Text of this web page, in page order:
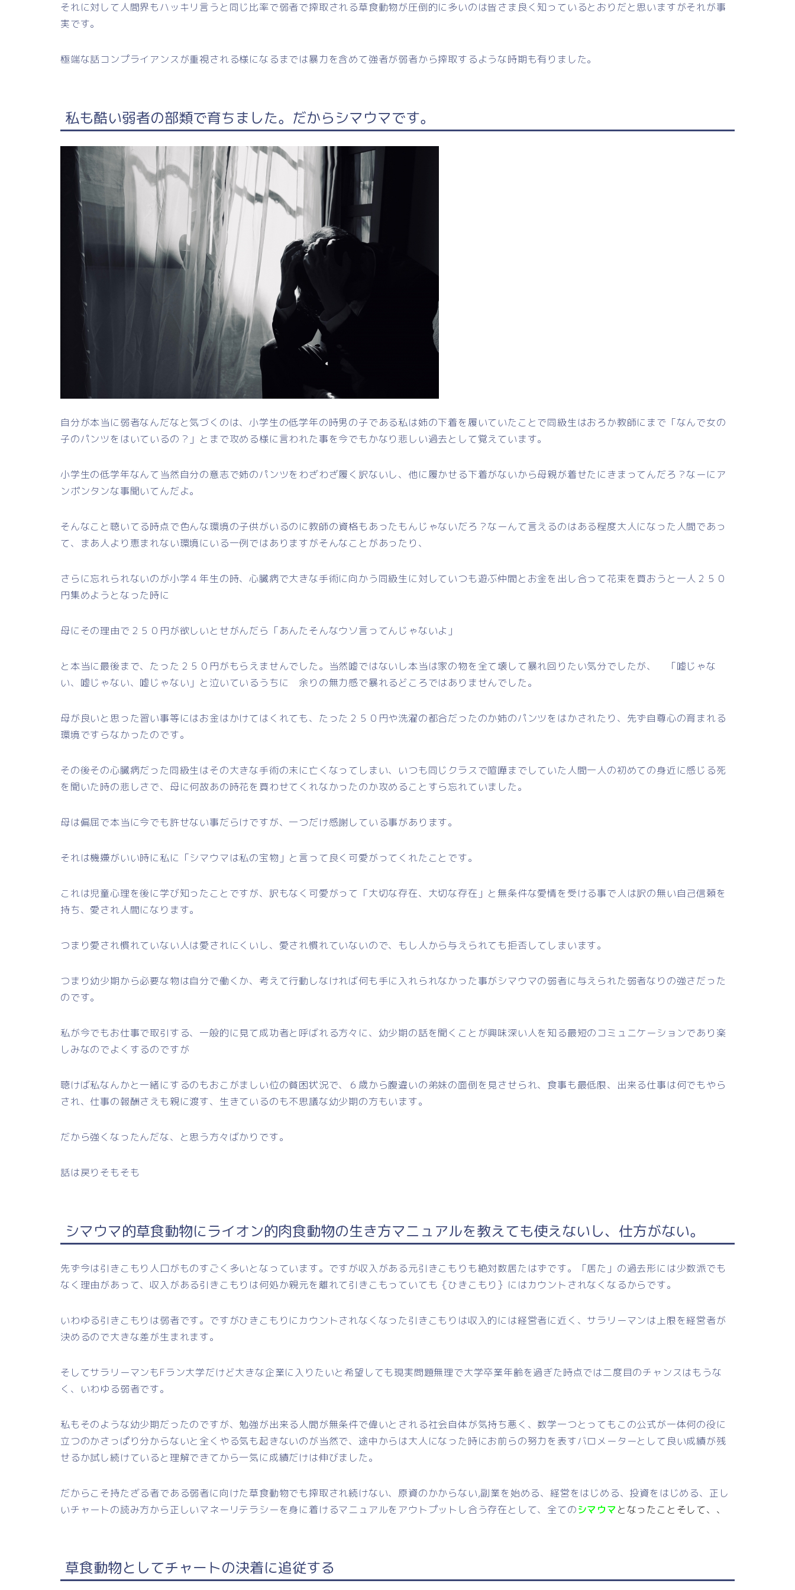
それに対して人間界もハッキリ言うと同じ比率で弱者で搾取される草食動物が圧倒的に多いのは皆さま良く知っているとおりだと思いますがそれが事
実です。
極端な話コンプライアンスが重視される様になるまでは暴力を含めて強者が弱者から搾取するような時期も有りました。
私も酷い弱者の部類で育ちました。だからシマウマです。
自分が本当に弱者なんだなと気づくのは、小学生の低学年の時男の子である私は姉の下着を履いていたことで同級生はおろか教師にまで「なんで女の
子のパンツをはいているの？」とまで攻める様に言われた事を今でもかなり悲しい過去として覚えています。
小学生の低学年なんて当然自分の意志で姉のパンツをわざわざ履く訳ないし、他に履かせる下着がないから母親が着せたにきまってんだろ？なーにア
ンポンタンな事聞いてんだよ。
そんなこと聴いてる時点で色んな環境の子供がいるのに教師の資格もあったもんじゃないだろ？なーんて言えるのはある程度大人になった人間であっ
て、まあ人より恵まれない環境にいる一例ではありますがそんなことがあったり、
さらに忘れられないのが小学４年生の時、心臓病で大きな手術に向かう同級生に対していつも遊ぶ仲間とお金を出し合って花束を買おうと一人２５０
円集めようとなった時に
母にその理由で２５０円が欲しいとせがんだら「あんたそんなウソ言ってんじゃないよ」
と本当に最後まで、たった２５０円がもらえませんでした。当然嘘ではないし本当は家の物を全て壊して暴れ回りたい気分でしたが、 「嘘じゃな
い、嘘じゃない、嘘じゃない」と泣いているうちに 余りの無力感で暴れるどころではありませんでした。
母が良いと思った習い事等にはお金はかけてはくれても、たった２５０円や洗濯の都合だったのか姉のパンツをはかされたり、先ず自尊心の育まれる
環境ですらなかったのです。
その後その心臓病だった同級生はその大きな手術の末に亡くなってしまい、いつも同じクラスで喧嘩までしていた人間一人の初めての身近に感じる死
を聞いた時の悲しさで、母に何故あの時花を買わせてくれなかったのか攻めることすら忘れていました。
母は偏屈で本当に今でも許せない事だらけですが、一つだけ感謝している事があります。
それは機嫌がいい時に私に「シマウマは私の宝物」と言って良く可愛がってくれたことです。
これは児童心理を後に学び知ったことですが、訳もなく可愛がって「大切な存在、大切な存在」と無条件な愛情を受ける事で人は訳の無い自己信頼を
持ち、愛され人間になります。
つまり愛され慣れていない人は愛されにくいし、愛され慣れていないので、もし人から与えられても拒否してしまいます。
つまり幼少期から必要な物は自分で働くか、考えて行動しなければ何も手に入れられなかった事がシマウマの弱者に与えられた弱者なりの強さだった
のです。
私が今でもお仕事で取引する、一般的に見て成功者と呼ばれる方々に、幼少期の話を聞くことが興味深い人を知る最短のコミュニケーションであり楽
しみなのでよくするのですが
聴けば私なんかと一緒にするのもおこがましい位の貧困状況で、６歳から腹違いの弟妹の面倒を見させられ、食事も最低限、出来る仕事は何でもやら
され、仕事の報酬さえも親に渡す、生きているのも不思議な幼少期の方もいます。
だから強くなったんだな、と思う方々ばかりです。
話は戻りそもそも
シマウマ的草食動物にライオン的肉食動物の生き方マニュアルを教えても使えないし、仕方がない。
先ず今は引きこもり人口がものすごく多いとなっています。ですが収入がある元引きこもりも絶対数居たはずです。「居た」の過去形には少数派でも
なく理由があって、収入がある引きこもりは何処か親元を離れて引きこもっていても｛ひきこもり｝にはカウントされなくなるからです。
いわゆる引きこもりは弱者です。ですがひきこもりにカウントされなくなった引きこもりは収入的には経営者に近く、サラリーマンは上限を経営者が
決めるので大きな差が生まれます。
そしてサラリーマンもFラン大学だけど大きな企業に入りたいと希望しても現実問題無理で大学卒業年齢を過ぎた時点では二度目のチャンスはもうな
く、いわゆる弱者です。
私もそのような幼少期だったのですが、勉強が出来る人間が無条件で偉いとされる社会自体が気持ち悪く、数学一つとってもこの公式が一体何の役に
立つのかさっぱり分からないと全くやる気も起きないのが当然で、途中からは大人になった時にお前らの努力を表すバロメーターとして良い成績が残
せるか試し続けていると理解できてから一気に成績だけは伸びました。
だからこそ持たざる者である弱者に向けた草食動物でも搾取され続けない、原資のかからない,副業を始める、経営をはじめる、投資をはじめる、正し
いチャートの読み方から正しいマネーリテラシーを身に着けるマニュアルをアウトプットし合う存在として、全てのシマウマ となったことそして、、
草食動物としてチャートの決着に追従する